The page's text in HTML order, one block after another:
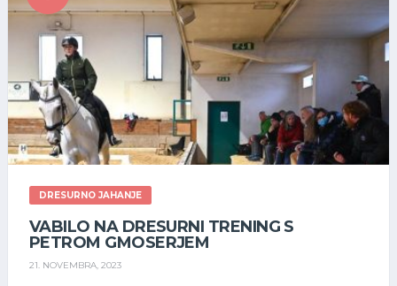
DRESURNO JAHANJE
VABILO NA DRESURNI TRENING S
PETROM GMOSERJEM
21. NOVEMBRA, 2023